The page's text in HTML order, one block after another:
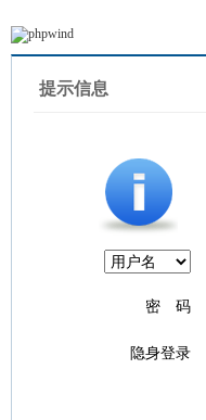
提示信息
密 码
隐身登录